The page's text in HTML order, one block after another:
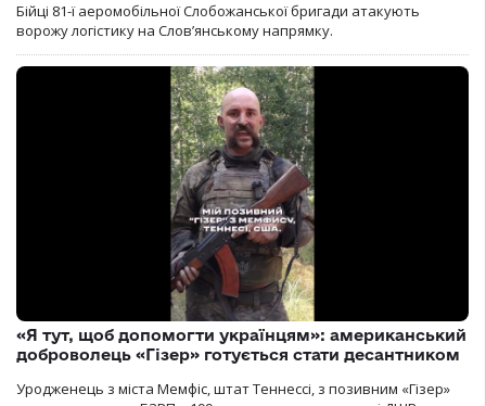
Бійці 81-ї аеромобільної Слобожанської бригади атакують
ворожу логістику на Словʼянському напрямку.
«Я тут, щоб допомогти українцям»: американський
доброволець «Гізер» готується стати десантником
Уродженець з міста Мемфіс, штат Теннессі, з позивним «Гізер»